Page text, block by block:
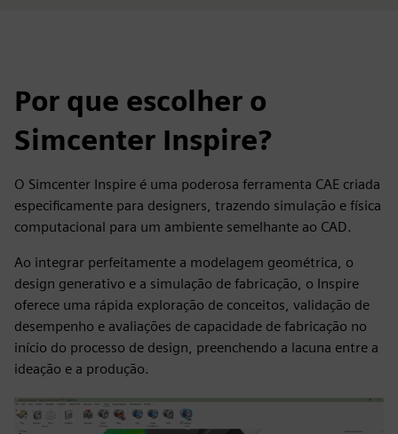
Por que escolher o
Simcenter Inspire?
O Simcenter Inspire é uma poderosa ferramenta CAE criada
especificamente para designers, trazendo simulação e física
computacional para um ambiente semelhante ao CAD.
Ao integrar perfeitamente a modelagem geométrica, o
design generativo e a simulação de fabricação, o Inspire
oferece uma rápida exploração de conceitos, validação de
desempenho e avaliações de capacidade de fabricação no
início do processo de design, preenchendo a lacuna entre a
ideação e a produção.